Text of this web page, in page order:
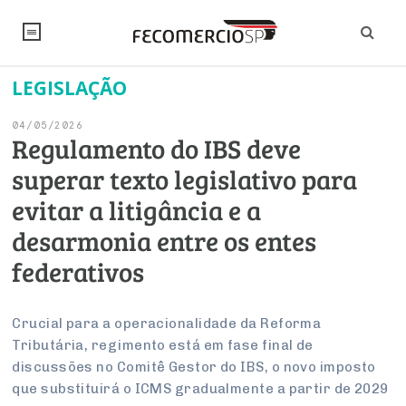
NOTÍCIAS
Artigos
Institucional
Debates Fecomercio-SP
PROJETOS ESPECIAIS:
UM BRASIL
Economia
Pesquisas
Brasil
Modernização do Estado
Economia Digital
Inteligência Artificial
Legislação
Trabalho
Arbitragem e Mediação
Reforma Tributária
Negócios
Atacado
Serviços
Sustentabilidade
Últimas Notícias
SINDICATOS
PESQUISAS
FALE CONOSCO
INSTITUCIONAL
Imprensa
Negociações Coletivas
CONSELHOS
Conselho de Turismo
Conselho de Emprego e Relações do Trabalho
EMPRESAS
LEGISLAÇÃO
04/05/2026
Regulamento do IBS deve
superar texto legislativo para
evitar a litigância e a
desarmonia entre os entes
federativos
Crucial para a operacionalidade da Reforma
Tributária, regimento está em fase final de
discussões no Comitê Gestor do IBS, o novo imposto
que substituirá o ICMS gradualmente a partir de 2029